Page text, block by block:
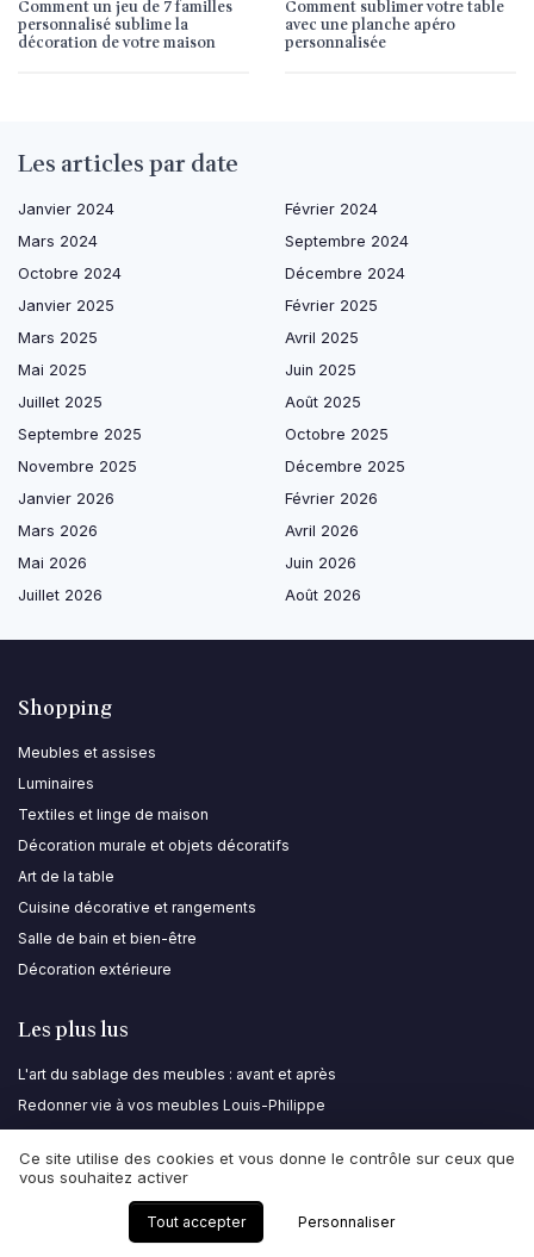
Comment un jeu de 7 familles
personnalisé sublime la
décoration de votre maison
Comment sublimer votre table
avec une planche apéro
personnalisée
Les articles par date
Janvier 2024
Février 2024
Mars 2024
Septembre 2024
Octobre 2024
Décembre 2024
Janvier 2025
Février 2025
Mars 2025
Avril 2025
Mai 2025
Juin 2025
Juillet 2025
Août 2025
Septembre 2025
Octobre 2025
Novembre 2025
Décembre 2025
Janvier 2026
Février 2026
Mars 2026
Avril 2026
Mai 2026
Juin 2026
Juillet 2026
Août 2026
Shopping
Meubles et assises
Luminaires
Textiles et linge de maison
Décoration murale et objets décoratifs
Art de la table
Cuisine décorative et rangements
Salle de bain et bien-être
Décoration extérieure
Les plus lus
L'art du sablage des meubles : avant et après
Redonner vie à vos meubles Louis-Philippe
Transformez Votre Buffet : Relooking Avant et Après
Optimisez votre espace avec un escalier pliable contre le mur
Transformer votre bibliothèque vitrée : astuces et inspirations
Ce site utilise des cookies et vous donne le contrôle sur ceux que
vous souhaitez activer
Tout accepter Personnaliser